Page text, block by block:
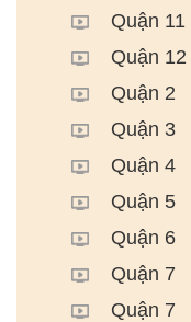
Quận 11
Quận 12
Quận 2
Quận 3
Quận 4
Quận 5
Quận 6
Quận 7
Quận 7